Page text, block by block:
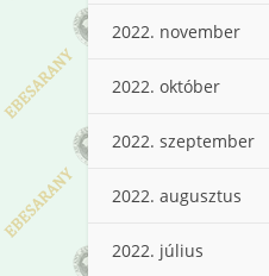
2022. november
2022. október
2022. szeptember
2022. augusztus
2022. július